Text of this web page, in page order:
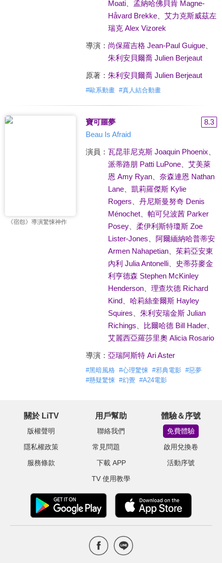
Moati、 孟納哈佛貝肯 Magne-
Håvard Brekke、 艾力克斯威茲左
瑞克 Alex Vizorek
導演： 尚保羅吉格 Jean-Paul Guigue、
朱利安貝爾喬 Julien Berjeaut
原著： 朱利安貝爾喬 Julien Berjeaut
#歐系動畫 #真人結合動畫
《宿怨》導演驚悚神作
寶可噩夢
8.3
Beau Is Afraid
演員： 瓦昆菲尼克斯 Joaquin Phoenix
派蒂路朋 Patti LuPone、 艾美萊
恩 Amy Ryan、 奈森連恩 Nathan
Lane、 凱莉羅傑斯 Kylie
Rogers
丹尼斯曼努奇 Denis
Ménochet、 帕可兒波茜 Parker
Posey、 柔伊利斯特瓊斯 Zoe
Lister-Jones
阿爾緬納哈普蒂安
Armen Nahapetian、 茱莉亞安東
內利 Julia Antonelli、
史蒂芬麥金
利亨德森 Stephen McKinley
Henderson、 理查坎德 Richard
Kind、 哈莉絲奎爾斯 Hayley
Squires
朱利安瑞金斯 Julian
Richings
比爾哈德 Bill Hader、
艾麗西亞羅莎里奧 Alicia Rosario
導演： 亞瑞阿斯特 Ari Aster
#黑暗風格 #心理驚悚 #邪典電影 #惡夢
#懸疑驚悚 #幻覺 #A24電影
關於 LiTV
版權聲明
隱私權政策
服務條款
用戶幫助
聯絡我們
常見問題
下載 APP
TV 使用教學
體驗＆序號
免費體驗
啟用兌換卷
活動序號